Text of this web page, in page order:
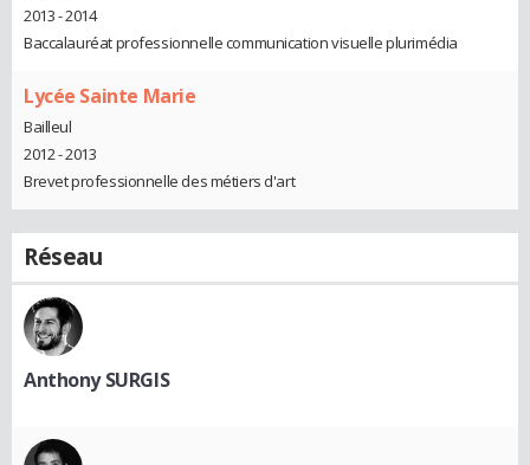
2013 - 2014
Baccalauréat professionnelle communication visuelle plurimédia
Lycée Sainte Marie
Bailleul
2012 - 2013
Brevet professionnelle des métiers d'art
Réseau
Anthony SURGIS